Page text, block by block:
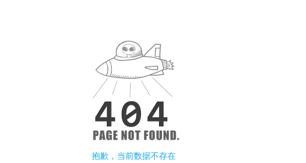
抱歉，当前数据不存在